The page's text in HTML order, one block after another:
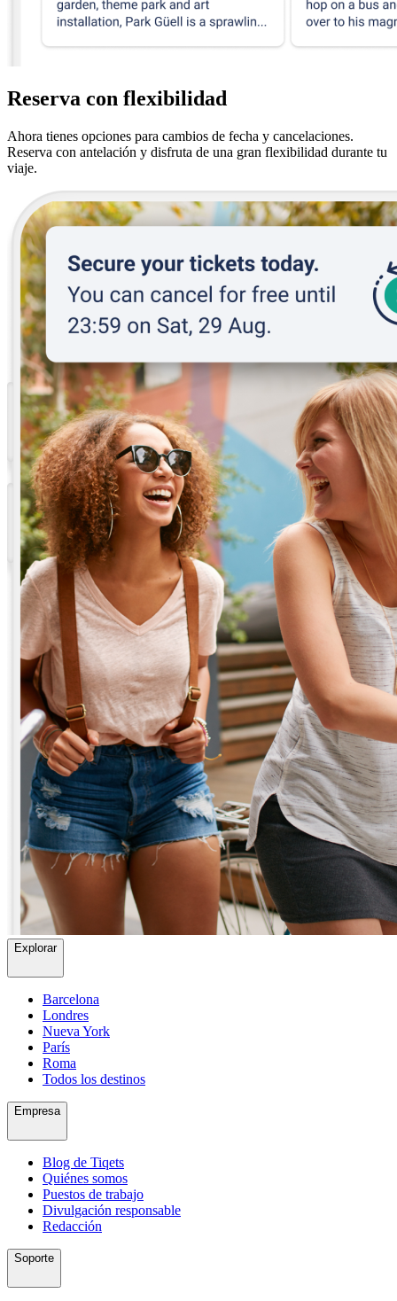
Reserva con flexibilidad
Ahora tienes opciones para cambios de fecha y cancelaciones.
Reserva con antelación y disfruta de una gran flexibilidad durante tu
viaje.
Explorar
Barcelona
Londres
Nueva York
París
Roma
Todos los destinos
Empresa
Blog de Tiqets
Quiénes somos
Puestos de trabajo
Divulgación responsable
Redacción
Soporte